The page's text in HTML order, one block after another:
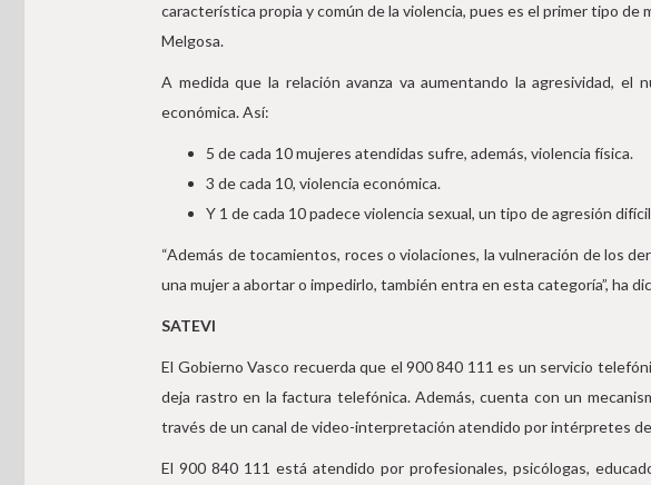
característica propia y común de la violencia, pues es el primer tipo
Melgosa.
A medida que la relación avanza va aumentando la agresividad,
económica. Así:
5 de cada 10 mujeres atendidas sufre, además, violencia física.
3 de cada 10, violencia económica.
Y 1 de cada 10 padece violencia sexual, un tipo de agresión
“Además de tocamientos, roces o violaciones, la vulneración de los
una mujer a abortar o impedirlo, también entra en esta categoría”, ha
SATEVI
El Gobierno Vasco recuerda que el 900 840 111 es un servicio
deja rastro en la factura telefónica. Además, cuenta con un
través de un canal de video-interpretación atendido por intérpretes
El 900 840 111 está atendido por profesionales, psicólogas,